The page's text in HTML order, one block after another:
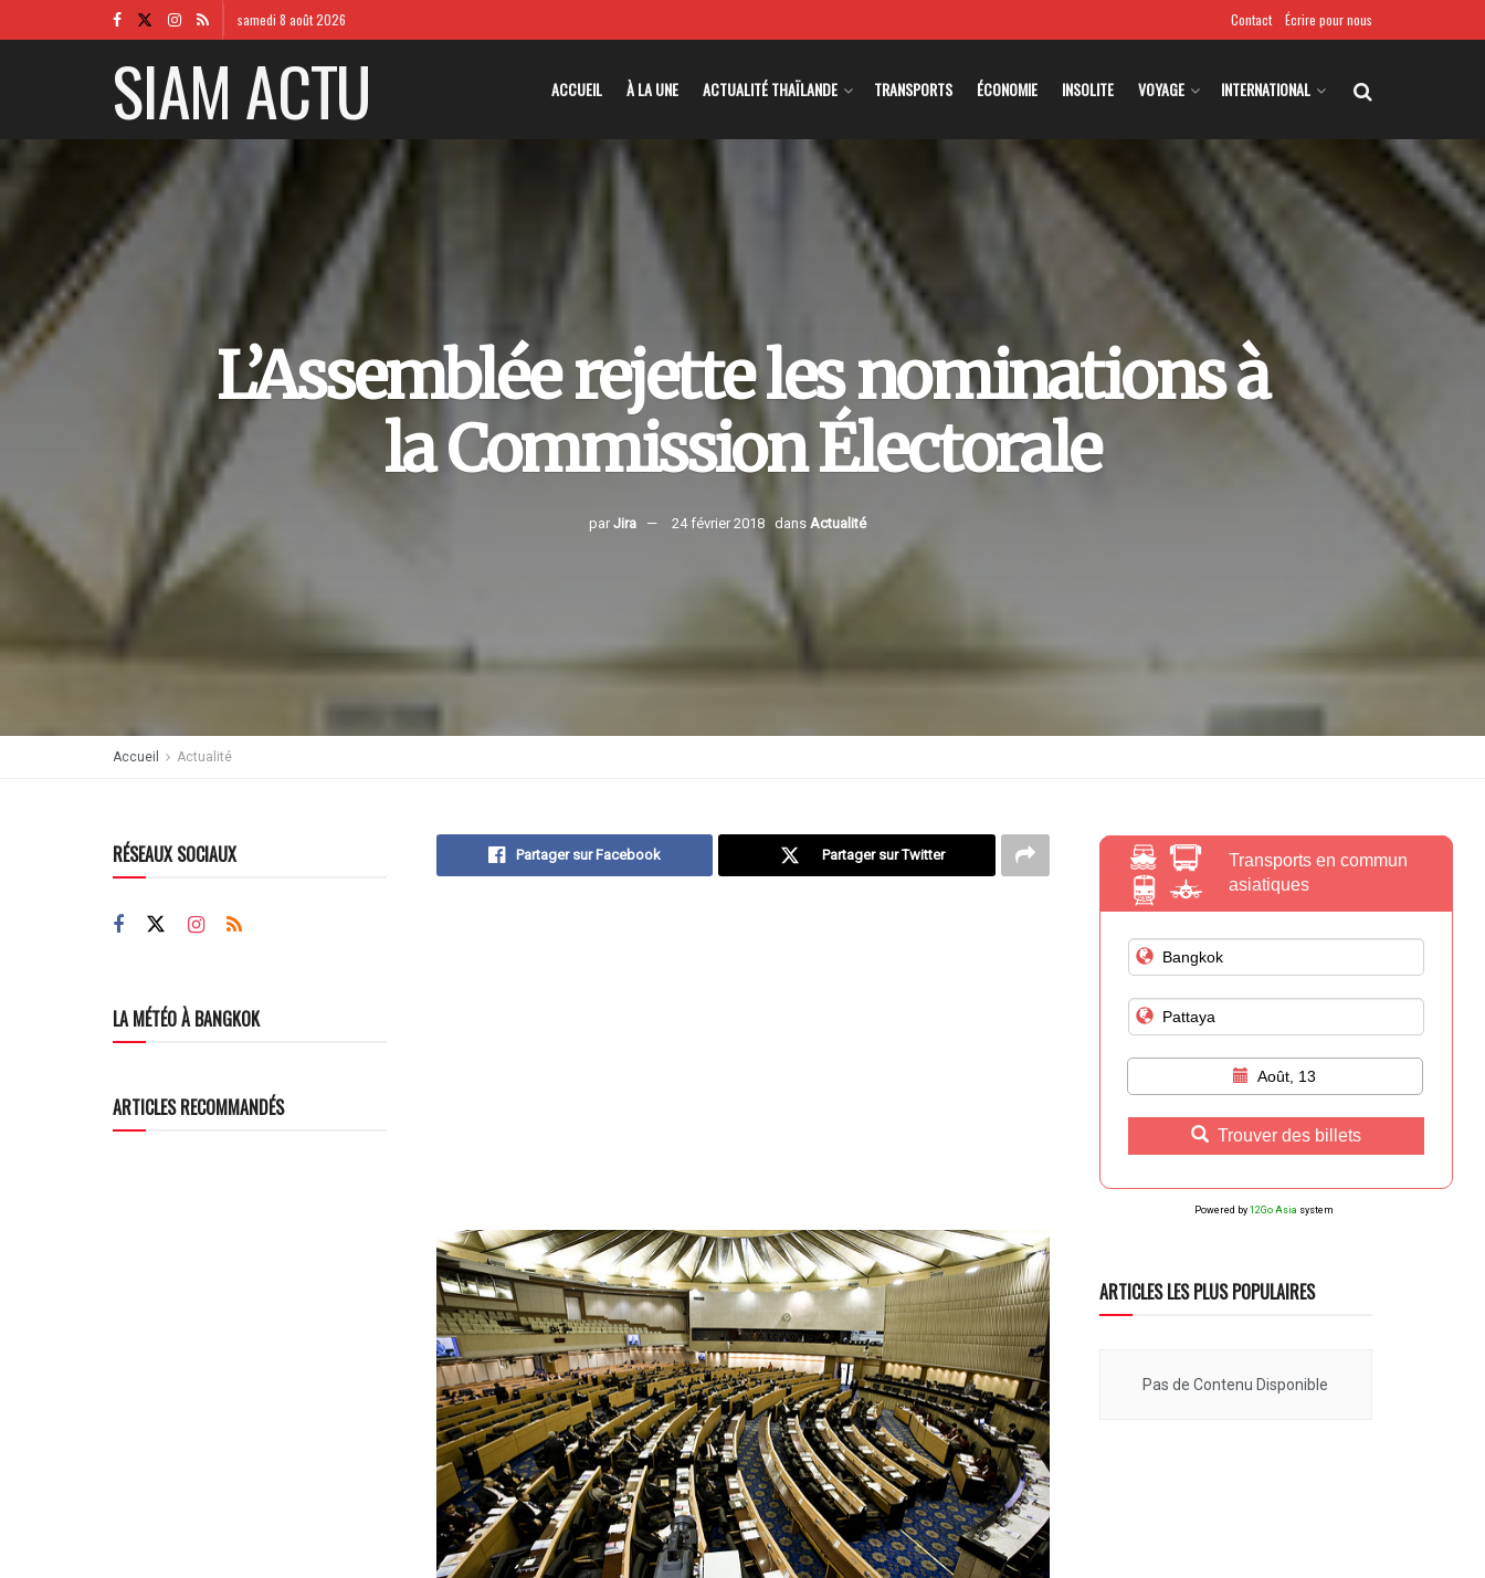
samedi 8 août 2026 Contact Écrire pour nous
SIAM ACTU ACCUEIL À LA UNE ACTUALITÉ THAÏLANDE TRANSPORTS ÉCONOMIE INSOLITE VOYAGE INTERNATIONAL
L’Assemblée rejette les nominations à
la Commission Électorale
par Jira 24 février 2018 dans Actualité
Accueil Actualité
Partager sur Facebook Partager sur Twitter
RÉSEAUX SOCIAUX
LA MÉTÉO À BANGKOK
ARTICLES RECOMMANDÉS
Transports en commun
asiatiques
Août, 13
Trouver des billets
Powered by 12Go Asia system
ARTICLES LES PLUS POPULAIRES
Pas de Contenu Disponible